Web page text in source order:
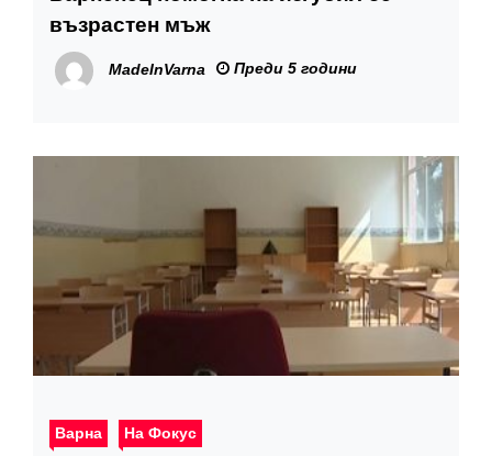
възрастен мъж
MadeInVarna Преди 5 години
Варна На Фокус